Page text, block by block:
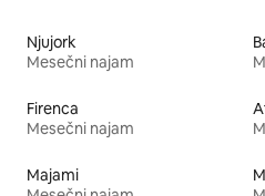
Njujork
Mesečni najam
Firenca
Mesečni najam
Majami